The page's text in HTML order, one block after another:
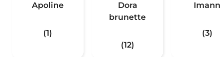
Apoline
(1)
Dora
brunette
(12)
Imann
(3)